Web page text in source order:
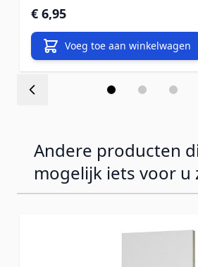
€ 6,95
Voeg toe aan winkelwagen
Andere producten
mogelijk iets voor u